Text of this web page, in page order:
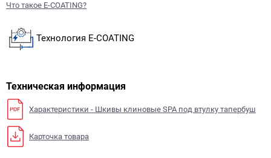
Что такое E-COATING?
Технология E-COATING
Техническая информация
Характеристики - Шкивы клиновые SPA под втулку тапербуш
Карточка товара